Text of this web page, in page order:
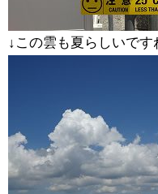
↓この雲も夏らしいです